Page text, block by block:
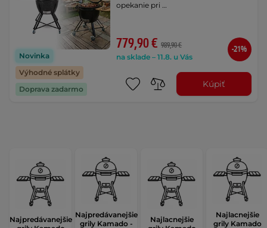
Novinka
Výhodné splátky
Doprava zadarmo
opekanie pri …
779,90 € 989,90 €
na sklade – 11.8. u Vás
-21%
Kúpiť
Najpredávanejšie Najpredávanejšie
grily Kamado -
Najlacnejšie
Najlacnejšie
grily Kamado